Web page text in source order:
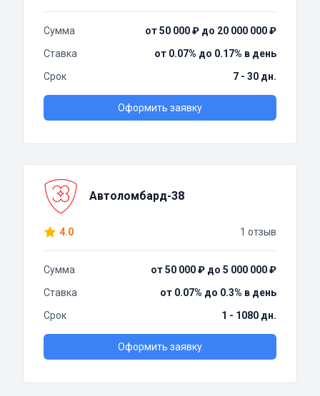
Сумма
от 50 000 ₽ до 20 000 000 ₽
Ставка
от 0.07% до 0.17% в день
Срок
7 - 30 дн.
Оформить заявку
Автоломбард-38
4.0 1 отзыв
Сумма
от 50 000 ₽ до 5 000 000 ₽
Ставка
от 0.07% до 0.3% в день
Срок
1 - 1080 дн.
Оформить заявку